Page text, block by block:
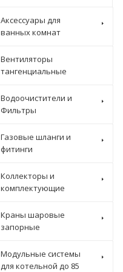
Аксессуары для
ванных комнат
Вентиляторы
тангенциальные
Водоочистители и
Фильтры
Газовые шланги и
фитинги
Коллекторы и
комплектующие
Краны шаровые
запорные
Модульные системы
для котельной до 85